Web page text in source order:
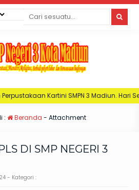
SMPN 3 Madiun. Hari Senin : Jam
: Beranda - Attachment
DI SMP NEGERI 3
- Kategori :